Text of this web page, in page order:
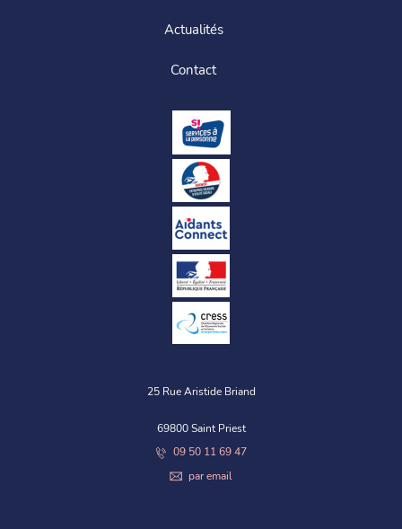
Actualités
Contact
25 Rue Aristide Briand
69800 Saint Priest
09 50 11 69 47
par email